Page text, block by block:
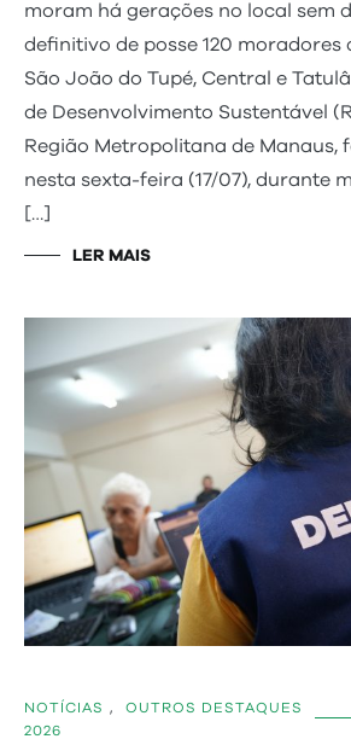
moram há gerações no local sem
definitivo de posse 120 moradores
São João do Tupé, Central e
de Desenvolvimento Sustentável
Região Metropolitana de Manaus,
nesta sexta-feira (17/07), durante
[…]
LER MAIS
NOTÍCIAS , OUTROS DESTAQUES
2026